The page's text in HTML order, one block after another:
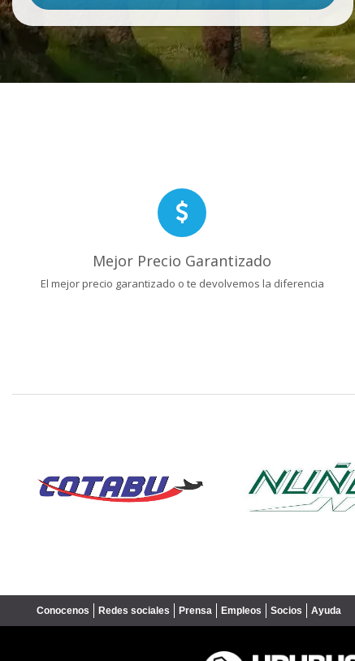
Mejor Precio Garantizado
El mejor precio garantizado o te devolvemos la diferencia
Conocenos Redes sociales Prensa Empleos Socios Ayuda